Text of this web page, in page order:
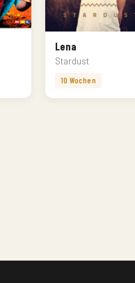
Lena
Stardust
10 Wochen